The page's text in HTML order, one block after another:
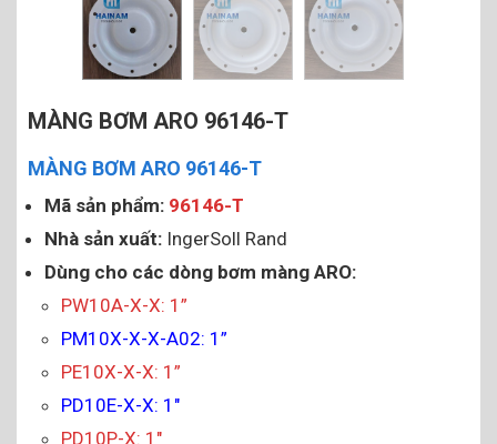
MÀNG BƠM ARO 96146-T
MÀNG BƠM ARO 96146-T
Mã sản phẩm: 96146-T
Nhà sản xuất: IngerSoll Rand
Dùng cho các dòng bơm màng ARO:
PW10A-X-X: 1”
PM10X-X-X-A02: 1”
PE10X-X-X: 1”
PD10E-X-X: 1″
PD10P-X: 1″